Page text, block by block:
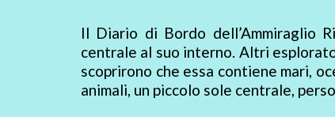
Il Diario di Bordo dell’Ammiraglio
centrale al suo interno. Altri
scoprirono che essa contiene mari,
animali, un piccolo sole centrale,